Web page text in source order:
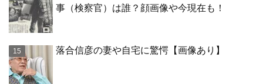
事（検察官）は誰？顔画像や今現在も！
落合信彦の妻や自宅に驚愕【画像あり】